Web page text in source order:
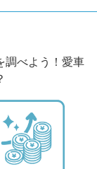
調べよう！愛車